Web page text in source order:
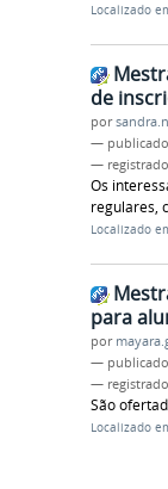
Localizado
de
por
— publicado
—
Os
regulares,
Localizado
para
por
— publicado
—
São
Localizado